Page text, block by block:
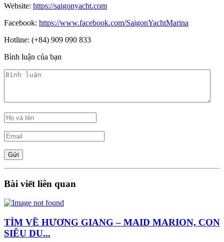
Website: https://saigonyacht.com
Facebook: https://www.facebook.com/SaigonYachtMarina
Hotline: (+84) 909 090 833
Bình luận của bạn
Bài viết liên quan
TÌM VỀ HƯƠNG GIANG – MAID MARION, CON
SIÊU DU...